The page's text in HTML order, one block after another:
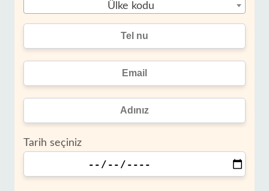
Ülke kodu
Tarih seçiniz